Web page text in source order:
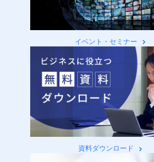
イベント・セミナー
資料ダウンロード